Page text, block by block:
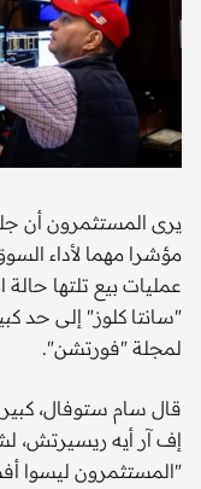
يرى المستثمرون أن
عمليات بيع تلتها
"سانتا كلوز" إلى حد
لمجلة "فورتشن".
قال سام ستوفال،
إف آر أيه ريسيرتش،
"المستثمرون ليسوا